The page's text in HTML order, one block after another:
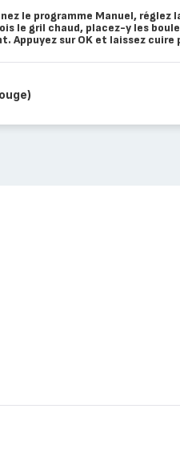
le programme Manuel, réglez
le gril chaud, placez-y les
Appuyez sur OK et laissez cuire